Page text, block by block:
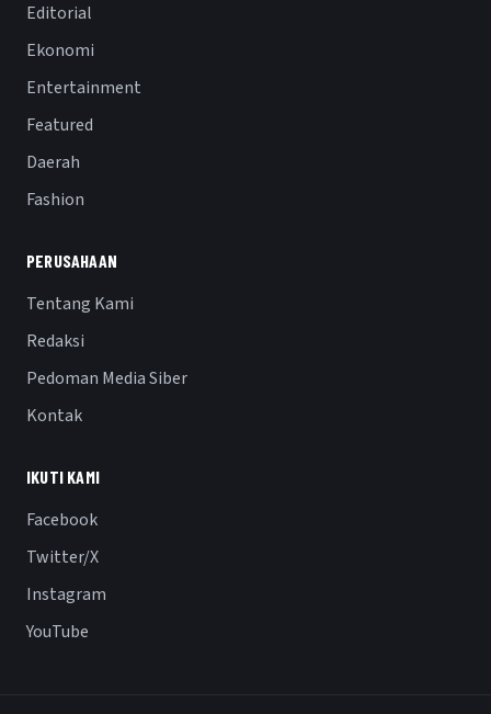
Editorial
Ekonomi
Entertainment
Featured
Daerah
Fashion
PERUSAHAAN
Tentang Kami
Redaksi
Pedoman Media Siber
Kontak
IKUTI KAMI
Facebook
Twitter/X
Instagram
YouTube